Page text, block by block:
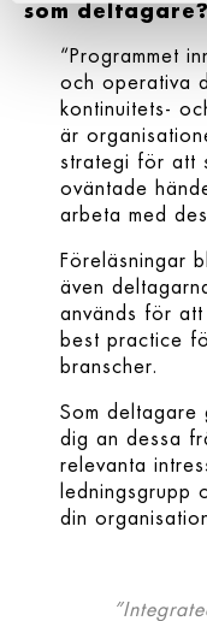
som deltagare?
“Programmet
och operativa
kontinuitets-
är
strategi för att
oväntade
arbeta med
Föreläsningar
även
används för att
best practice
branscher.
Som deltagare
dig an dessa
relevanta
ledningsgrupp
din